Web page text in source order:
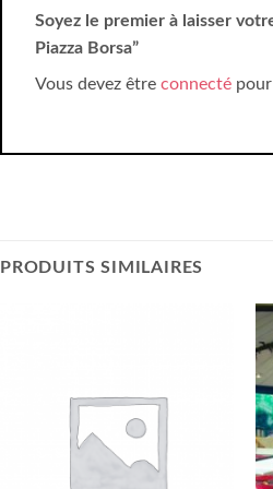
Soyez le premier à laisser
Piazza Borsa”
Vous devez être connecté
PRODUITS SIMILAIRES